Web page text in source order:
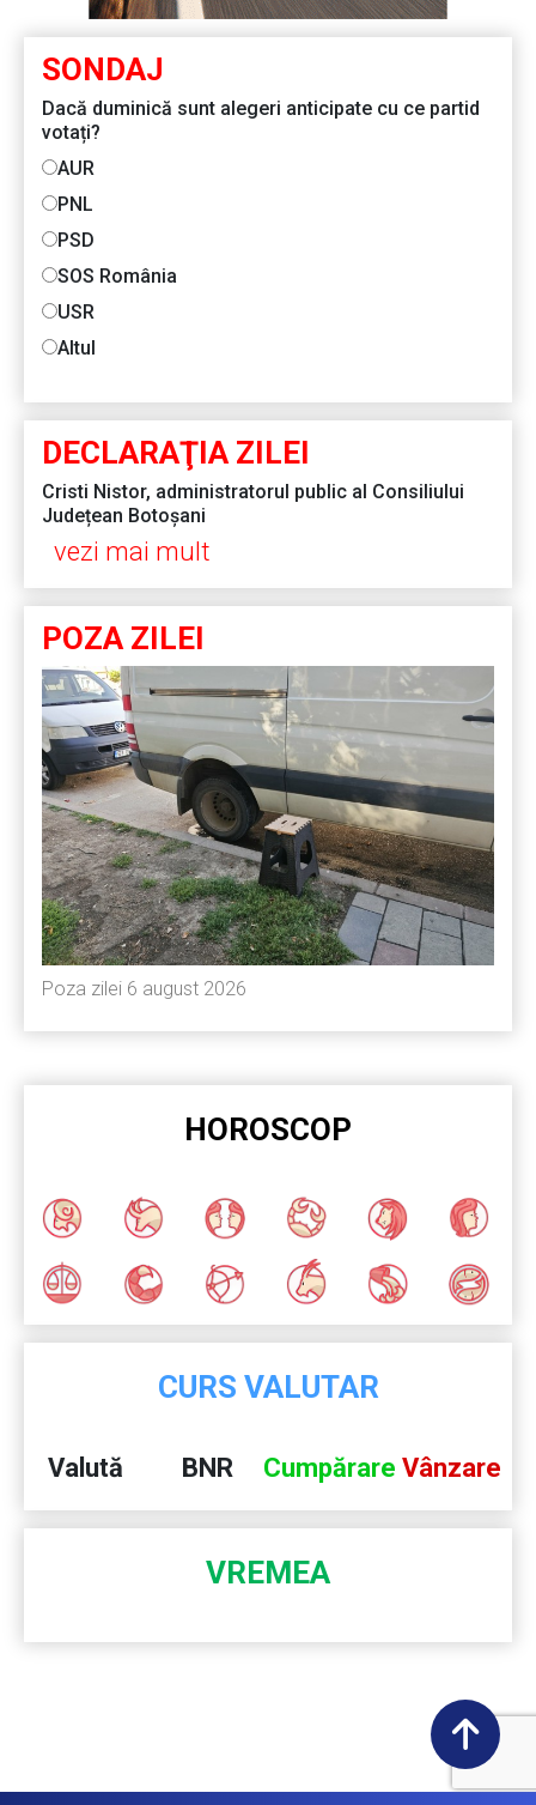
SONDAJ
Dacă duminică sunt alegeri anticipate cu ce partid
votați?
AUR
PNL
PSD
SOS România
USR
Altul
DECLARAŢIA ZILEI
Cristi Nistor, administratorul public al Consiliului
Județean Botoșani
vezi mai mult
POZA ZILEI
Poza zilei 6 august 2026
HOROSCOP
CURS VALUTAR
Valută BNR Cumpărare Vânzare
VREMEA